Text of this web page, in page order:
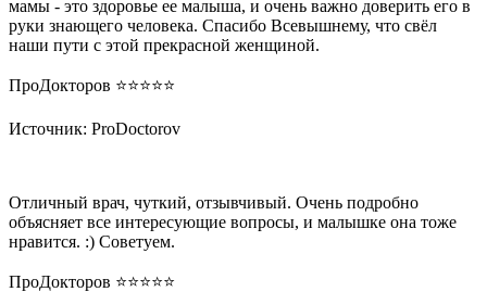
мамы - это здоровье ее малыша, и очень важно доверить его в
руки знающего человека. Спасибо Всевышнему, что свёл
наши пути с этой прекрасной женщиной.
ПроДокторов ⭐️⭐️⭐️⭐️⭐️
Источник: ProDoctorov
Отличный врач, чуткий, отзывчивый. Очень подробно
объясняет все интересующие вопросы, и малышке она тоже
нравится. :) Советуем.
ПроДокторов ⭐️⭐️⭐️⭐️⭐️